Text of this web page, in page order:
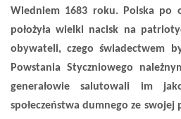
Wiedniem 1683 roku. Polska po
położyła wielki nacisk na
obywateli, czego świadectwem
Powstania Styczniowego
generałowie salutowali im
społeczeństwa dumnego ze swojej